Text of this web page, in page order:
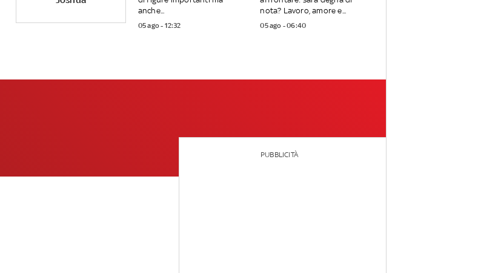
anche...
05 ago - 12:32
nota? Lavoro, amore e...
05 ago - 06:40
PUBBLICITÀ